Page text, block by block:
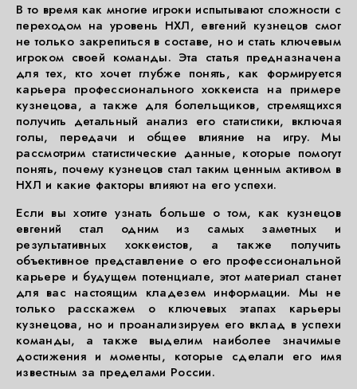
В то время как многие игроки испытывают сложности с
переходом на уровень НХЛ, евгений кузнецов смог
не только закрепиться в составе, но и стать ключевым
игроком своей команды. Эта статья предназначена
для тех, кто хочет глубже понять, как формируется
карьера профессионального хоккеиста на примере
кузнецова, а также для болельщиков, стремящихся
получить детальный анализ его статистики, включая
голы, передачи и общее влияние на игру. Мы
рассмотрим статистические данные, которые помогут
понять, почему кузнецов стал таким ценным активом в
НХЛ и какие факторы влияют на его успехи.
Если вы хотите узнать больше о том, как кузнецов
евгений стал одним из самых заметных и
результативных хоккеистов, а также получить
объективное представление о его профессиональной
карьере и будущем потенциале, этот материал станет
для вас настоящим кладезем информации. Мы не
только расскажем о ключевых этапах карьеры
кузнецова, но и проанализируем его вклад в успехи
команды, а также выделим наиболее значимые
достижения и моменты, которые сделали его имя
известным за пределами России.